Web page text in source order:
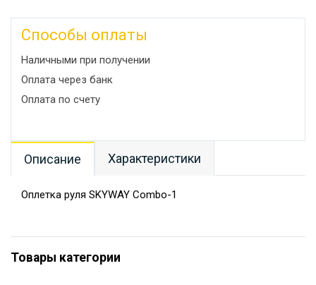
Способы оплаты
Наличными при получении
Оплата через банк
Оплата по счету
Описание Характеристики
Оплетка руля SKYWAY Combo-1
Товары категории